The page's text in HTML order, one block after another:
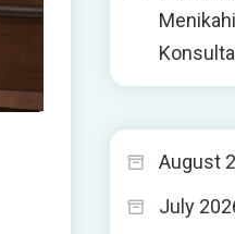
August
July